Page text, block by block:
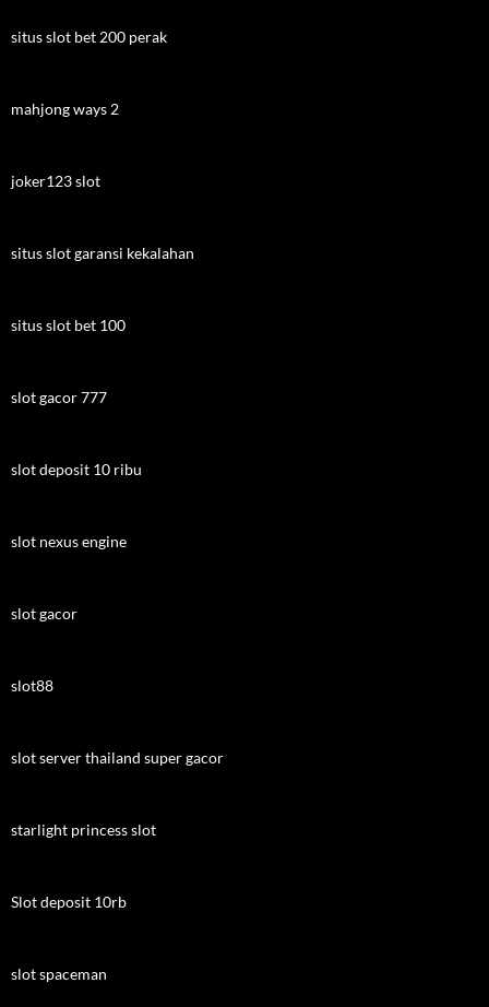
situs slot bet 200 perak
mahjong ways 2
joker123 slot
situs slot garansi kekalahan
situs slot bet 100
slot gacor 777
slot deposit 10 ribu
slot nexus engine
slot gacor
slot88
slot server thailand super gacor
starlight princess slot
Slot deposit 10rb
slot spaceman